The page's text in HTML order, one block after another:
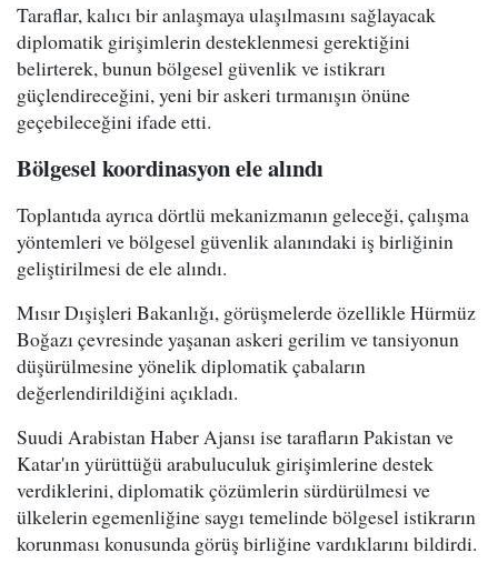
Taraflar, kalıcı bir anlaşmaya ulaşılmasını sağlayacak
diplomatik girişimlerin desteklenmesi gerektiğini
belirterek, bunun bölgesel güvenlik ve istikrarı
güçlendireceğini, yeni bir askeri tırmanışın önüne
geçebileceğini ifade etti.
Bölgesel koordinasyon ele alındı
Toplantıda ayrıca dörtlü mekanizmanın geleceği, çalışma
yöntemleri ve bölgesel güvenlik alanındaki iş birliğinin
geliştirilmesi de ele alındı.
Mısır Dışişleri Bakanlığı, görüşmelerde özellikle Hürmüz
Boğazı çevresinde yaşanan askeri gerilim ve tansiyonun
düşürülmesine yönelik diplomatik çabaların
değerlendirildiğini açıkladı.
Suudi Arabistan Haber Ajansı ise tarafların Pakistan ve
Katar'ın yürüttüğü arabuluculuk girişimlerine destek
verdiklerini, diplomatik çözümlerin sürdürülmesi ve
ülkelerin egemenliğine saygı temelinde bölgesel istikrarın
korunması konusunda görüş birliğine vardıklarını bildirdi.